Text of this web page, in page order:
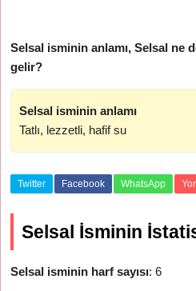
Selsal isminin anlamı, Selsal ne
gelir?
Selsal isminin anlamı
Tatlı, lezzetli, hafif su
Twitter Facebook WhatsApp
Selsal İsminin
Selsal isminin harf sayısı: 6